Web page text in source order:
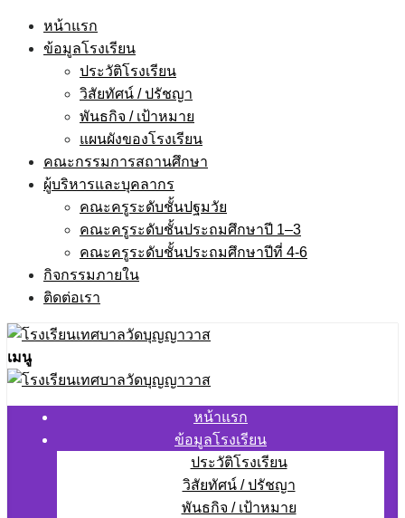
Skip
หน้าแรก
ข้อมูลโรงเรียน
ประวัติโรงเรียน
วิสัยทัศน์ / ปรัชญา
พันธกิจ / เป้าหมาย
แผนผังของโรงเรียน
คณะกรรมการสถานศึกษา
ผู้บริหารและบุคลากร
คณะครูระดับชั้นปฐมวัย
คณะครูระดับชั้นประถมศึกษาปี 1–3
คณะครูระดับชั้นประถมศึกษาปีที่ 4-6
กิจกรรมภายใน
ติดต่อเรา
เมนู
หน้าแรก
ข้อมูลโรงเรียน
ประวัติโรงเรียน
วิสัยทัศน์ / ปรัชญา
พันธกิจ / เป้าหมาย